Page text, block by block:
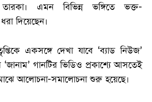
এমন বিভিন্ন ভঙ্গিতে ভক্ত-
দিয়েছেন।
একসঙ্গে দেখা যাবে ‘ব্যাড নিউজ’
গানটির ভিডিও প্রকাশ্যে আসতেই
আলোচনা-সমালোচনা শুরু হয়েছে।